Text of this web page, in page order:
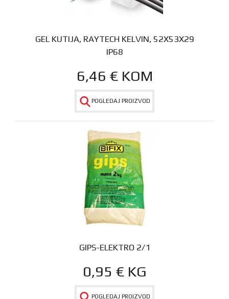
GEL KUTIJA, RAYTECH KELVIN, 52X53X29
IP68
6,46 € KOM
POGLEDAJ PROIZVOD
GIPS-ELEKTRO 2/1
0,95 € KG
POGLEDAJ PROIZVOD